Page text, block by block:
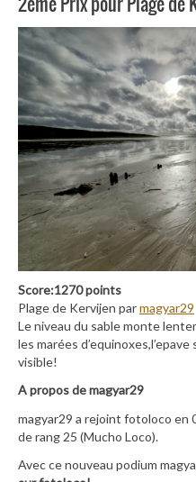
Score:1270 points
Plage de Kervijen parmagyar29
Le niveau du sable monte
les marées
visible!
A propos de magyar29
magyar29 a rejoint fotoloco en
de rang 25 (Mucho Loco).
Avec ce nouveau podium